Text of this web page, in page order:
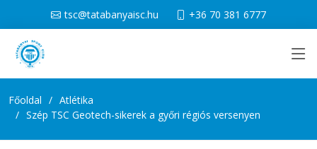
tsc@tatabanyaisc.hu +36 70 381 6777
Főoldal
Atlétika
Szép TSC Geotech-sikerek a győri régiós versenyen